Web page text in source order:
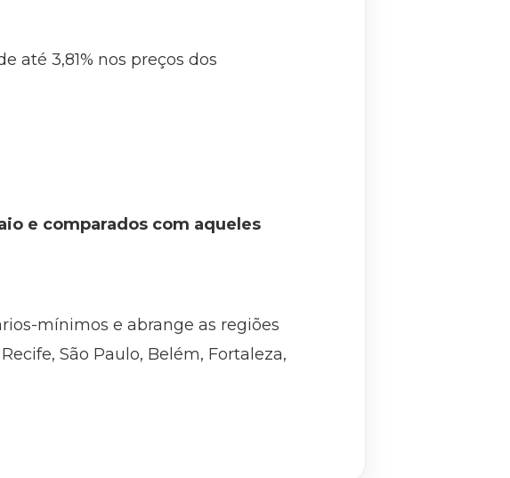
até 3,81% nos preços dos
e comparados com aqueles
mínimos e abrange as regiões
São Paulo, Belém, Fortaleza,